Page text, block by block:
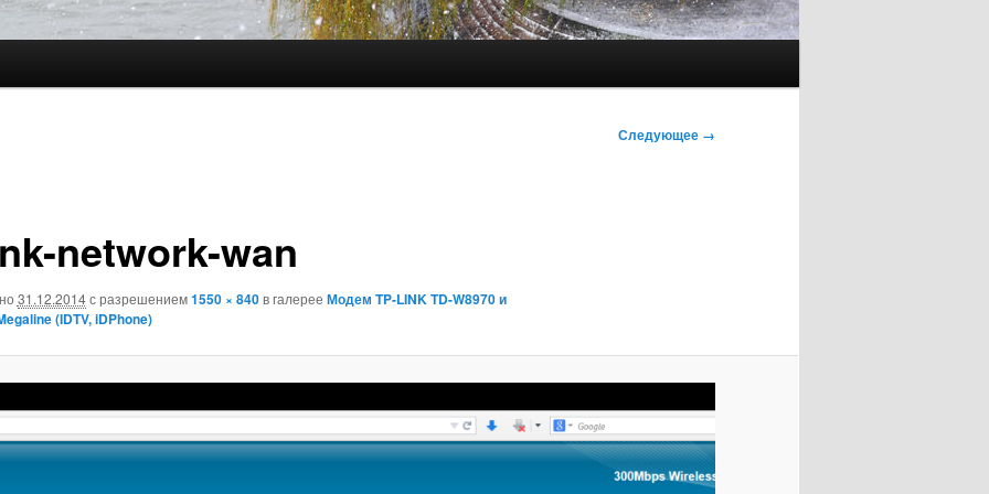
Следующее →
network-wan
31.12.2014с разрешением1550 × 840в галерее Модем TP-LINK TD-W8970 и
(IDTV, iDPhone)